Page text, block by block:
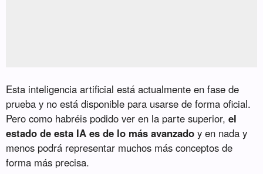
Esta inteligencia artificial está actualmente en fase de
prueba y no está disponible para usarse de forma oficial.
Pero como habréis podido ver en la parte superior,el
estado de esta IA es de lo más avanzado y en nada y
menos podrá representar muchos más conceptos de
forma más precisa.